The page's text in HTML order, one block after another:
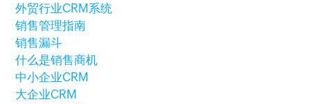
外贸行业CRM系统
销售管理指南
销售漏斗
什么是销售商机
中小企业CRM
大企业CRM